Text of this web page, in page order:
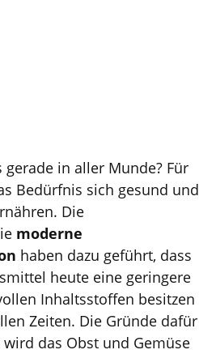
in aller Munde? Für
Bedürfnis sich gesund und
Die
moderne
haben dazu geführt, dass
heute eine geringere
Inhaltsstoffen besitzen
Zeiten. Die Gründe dafür
das Obst und Gemüse